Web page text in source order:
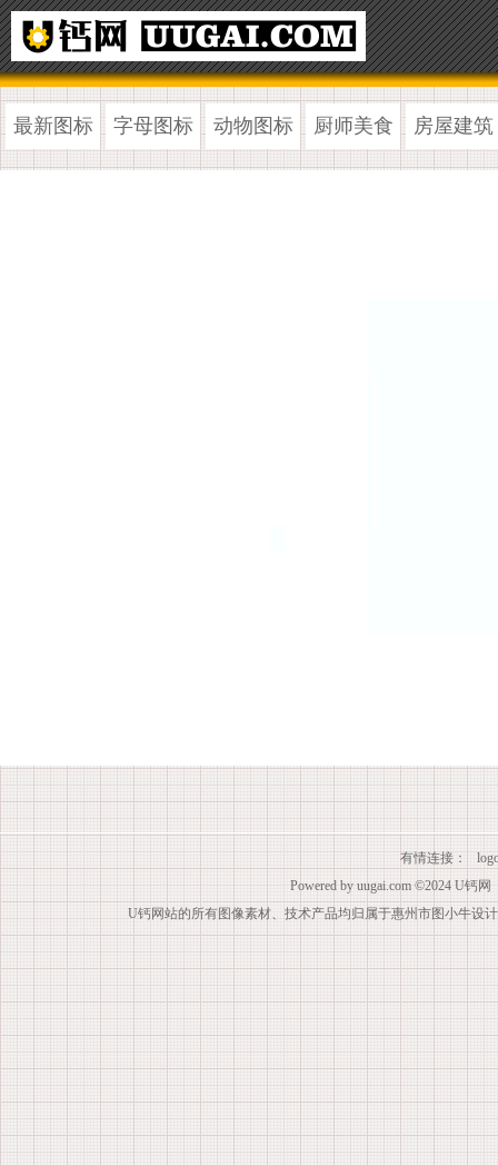
最新图标 字母图标 动物图标 厨师美食 房屋建筑
有情连接：
Powered by uugai.com ©2024 U钙网
U钙网站的所有图像素材、技术产品均归属于惠州市图小牛设